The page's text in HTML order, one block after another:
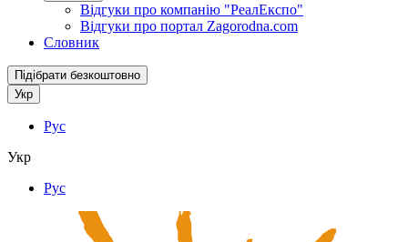
Відгуки про компанію "РеалЕкспо"
Відгуки про портал Zagorodna.com
Словник
Підібрати безкоштовно
Укр
Рус
Укр
Рус